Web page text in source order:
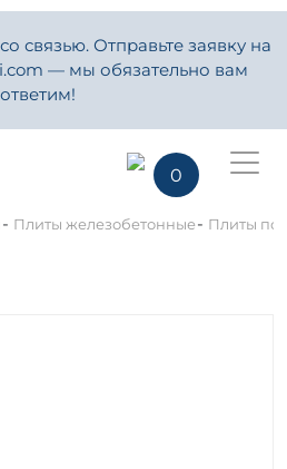
связью. Отправьте заявку на
— мы обязательно вам
ответим!
0
- Плиты железобетонные- Плиты